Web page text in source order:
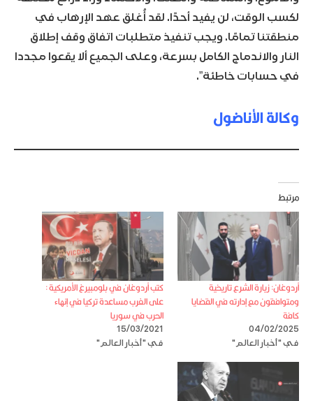
لكسب الوقت، لن يفيد أحدًا. لقد أُغلق عهد الإرهاب في
منطقتنا تمامًا. ويجب تنفيذ متطلبات اتفاق وقف إطلاق
النار والاندماج الكامل بسرعة، وعلى الجميع ألا يقعوا مجددا
في حسابات خاطئة”.
وكالة الأناضول
مرتبط
أردوغان: زيارة الشرع تاريخية
ومتوافقون مع إدارته في القضايا
كافة
04/02/2025
في "أخبار العالم"
كتب أردوغان في بلومبيرغ الأمريكية :
على الغرب مساعدة تركيا في إنهاء
الحرب في سوريا
15/03/2021
في "أخبار العالم"